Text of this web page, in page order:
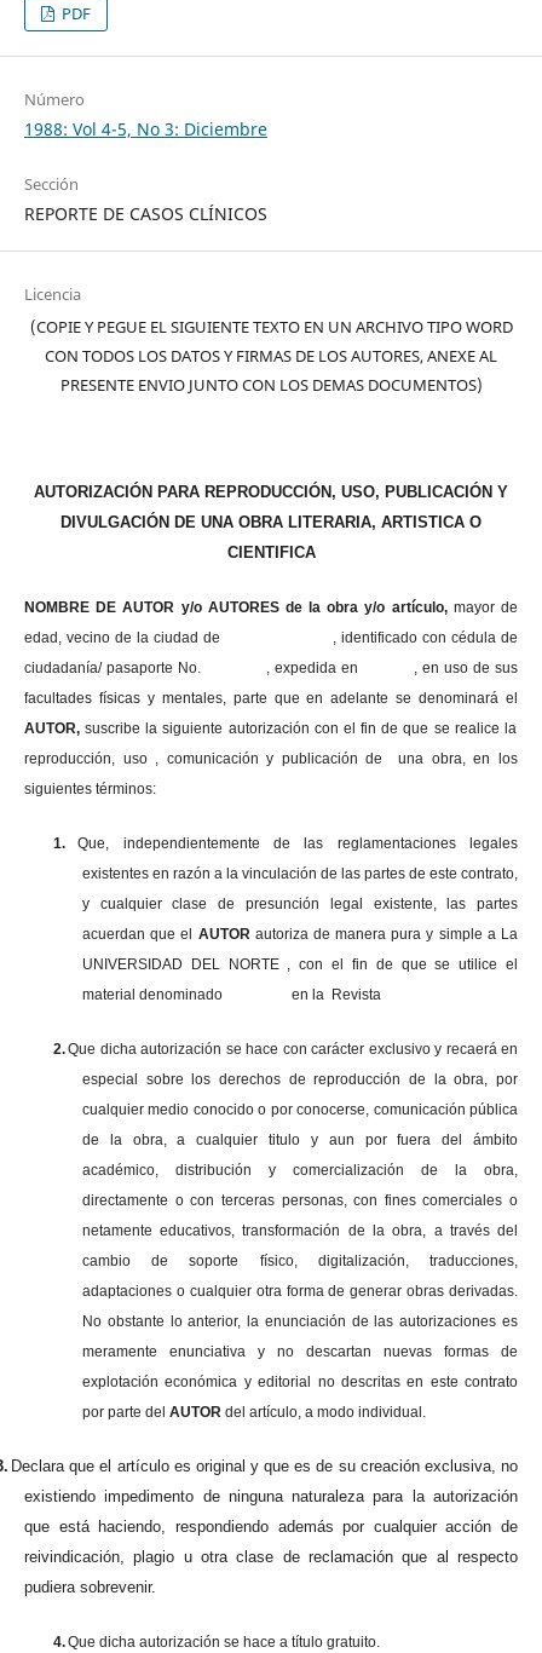
PDF
Número
1988: Vol 4-5, No 3: Diciembre
Sección
REPORTE DE CASOS CLÍNICOS
Licencia
(COPIE Y PEGUE EL SIGUIENTE TEXTO EN UN ARCHIVO TIPO WORD
CON TODOS LOS DATOS Y FIRMAS DE LOS AUTORES, ANEXE AL
PRESENTE ENVIO JUNTO CON LOS DEMAS DOCUMENTOS)
AUTORIZACIÓN PARA REPRODUCCIÓN, USO, PUBLICACIÓN Y
DIVULGACIÓN DE UNA OBRA LITERARIA, ARTISTICA O
CIENTIFICA
NOMBRE DE AUTOR y/o AUTORES de la obra y/o artículo, mayor de
edad, vecino de la ciudad de , identificado con cédula de
ciudadanía/ pasaporte No. , expedida en , en uso de sus
facultades físicas y mentales, parte que en adelante se denominará el
AUTOR,suscribe la siguiente autorización con el fin de que se realice la
reproducción, uso , comunicación y publicación de una obra, en los
siguientes términos:
1.
Que, independientemente de las reglamentaciones legales
existentes en razón a la vinculación de las partes de este contrato,
y cualquier clase de presunción legal existente, las partes
acuerdan que el AUTOR autoriza de manera pura y simple a La
UNIVERSIDAD DEL NORTE , con el fin de que se utilice el
material denominado en la Revista
2.Que dicha autorización se hace con carácter exclusivo y recaerá en
especial sobre los derechos de reproducción de la obra, por
cualquier medio conocido o por conocerse, comunicación pública
de la obra, a cualquier titulo y aun por fuera del ámbito
académico, distribución y comercialización de la obra,
directamente o con terceras personas, con fines comerciales o
netamente educativos, transformación de la obra, a través del
cambio de soporte físico, digitalización, traducciones,
adaptaciones o cualquier otra forma de generar obras derivadas.
No obstante lo anterior, la enunciación de las autorizaciones es
meramente enunciativa y no descartan nuevas formas de
explotación económica y editorial no descritas en este contrato
por parte del AUTORdel artículo, a modo individual.
Declara que el artículo es original y que es de su creación exclusiva, no
existiendo impedimento de ninguna naturaleza para la autorización
que está haciendo, respondiendo además por cualquier acción de
reivindicación, plagio u otra clase de reclamación que al respecto
pudiera sobrevenir.
4.Que dicha autorización se hace a título gratuito.